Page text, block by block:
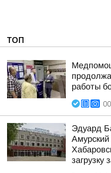
ТОП
работы
Эдуард
загрузку